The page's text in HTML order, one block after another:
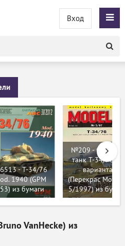
Вход
- T-34/76
1940 (GPM
из бумаги
№209 - Средний
танк Т-34/76 - 4
варианта
(Перекрас
5/1997) из
VanHecke) из